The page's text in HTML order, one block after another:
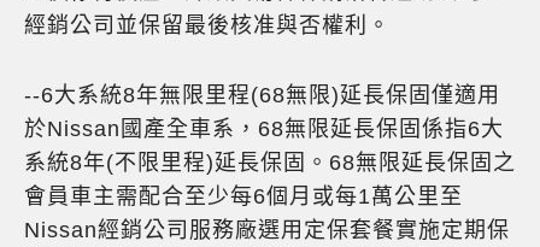
經銷公司並保留最後核准與否權利。
--6大系統8年無限里程(68無限)延長保固僅適用
於Nissan國產全車系，68無限延長保固係指6大
系統8年(不限里程)延長保固。68無限延長保固之
會員車主需配合至少每6個月或每1萬公里至
Nissan經銷公司服務廠選用定保套餐實施定期保